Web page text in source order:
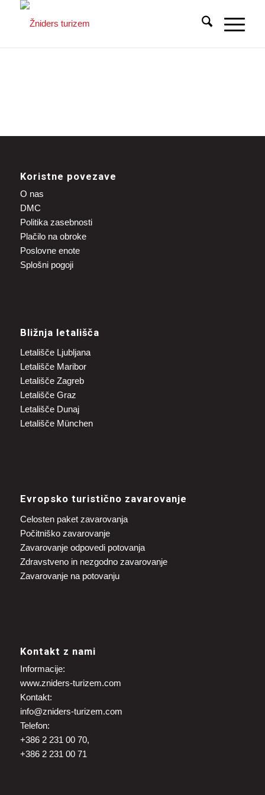
Koristne povezave
O nas
DMC
Politika zasebnosti
Plačilo na obroke
Poslovne enote
Splošni pogoji
Bližnja letališča
Letališče Ljubljana
Letališče Maribor
Letališče Zagreb
Letališče Graz
Letališče Dunaj
Letališče München
Evropsko turistično zavarovanje
Celosten paket zavarovanja
Počitniško zavarovanje
Zavarovanje odpovedi potovanja
Zdravstveno in nezgodno zavarovanje
Zavarovanje na potovanju
Kontakt z nami
Informacije:
www.zniders-turizem.com
Kontakt:
info@zniders-turizem.com
Telefon:
+386 2 231 00 70,
+386 2 231 00 71